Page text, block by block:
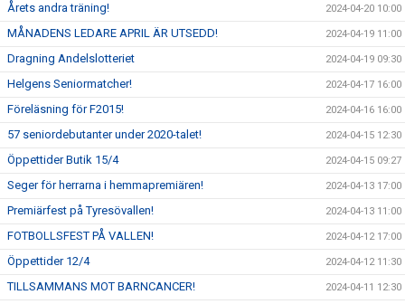
Årets andra träning! 2024-04-20 10:00
MÅNADENS LEDARE APRIL ÄR UTSEDD! 2024-04-19 11:00
Dragning Andelslotteriet 2024-04-19 09:30
Helgens Seniormatcher! 2024-04-17 16:00
Föreläsning för F2015! 2024-04-16 16:00
57 seniordebutanter under 2020-talet! 2024-04-15 12:30
Öppettider Butik 15/4 2024-04-15 09:27
Seger för herrarna i hemmapremiären! 2024-04-13 17:00
Premiärfest på Tyresövallen! 2024-04-13 11:00
FOTBOLLSFEST PÅ VALLEN! 2024-04-12 17:00
Öppettider 12/4 2024-04-12 11:30
TILLSAMMANS MOT BARNCANCER! 2024-04-11 12:30